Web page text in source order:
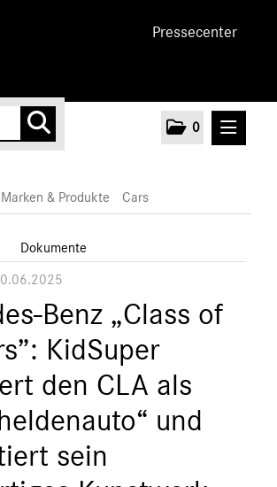
Pressecenter
0
Marken & Produkte Cars
Dokumente
Benz „Class of
KidSuper
den CLA als
und
sein